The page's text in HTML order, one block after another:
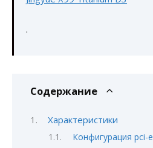
.
Содержание
Характеристики
Конфигурация pci-e